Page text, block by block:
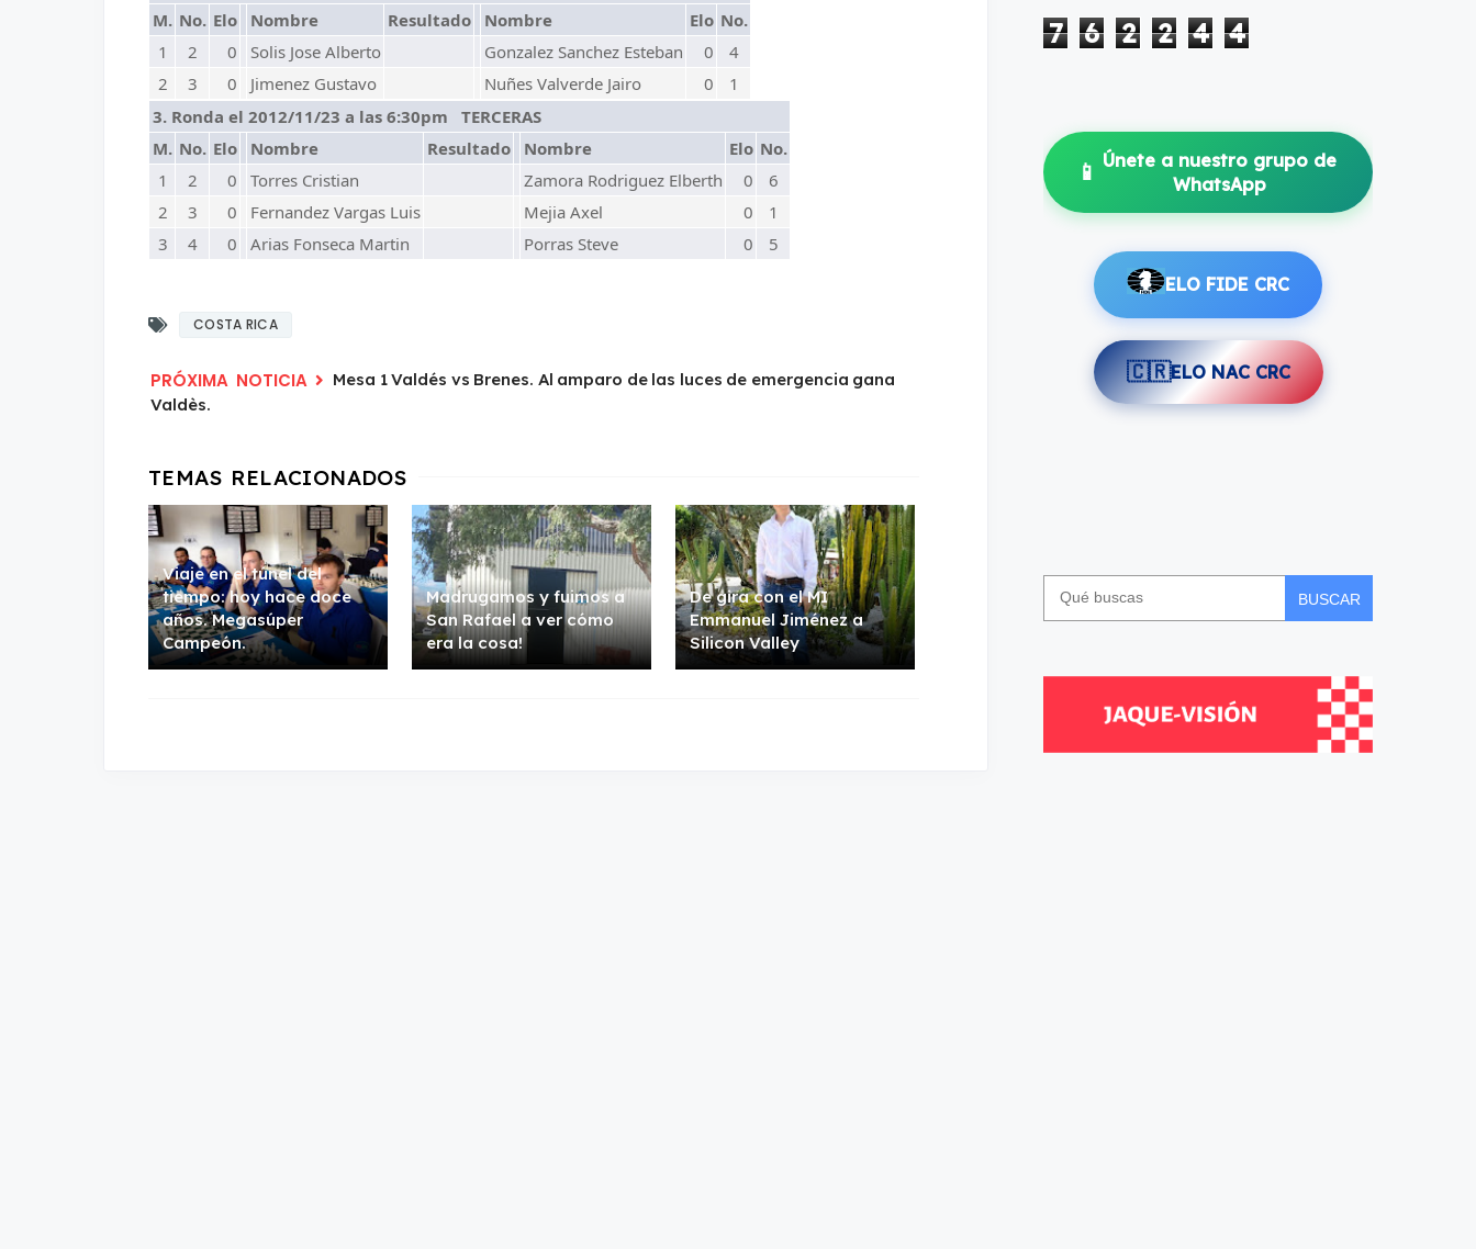
M. No. Elo Nombre Resultado Nombre Elo No.
1
2 0 Solis Jose Alberto Gonzalez Sanchez Esteban 0
4
2
3 0 Jimenez Gustavo Nuñes Valverde Jairo 0
1
3. Ronda el 2012/11/23 a las 6:30pm TERCERAS
M. No. Elo Nombre Resultado Nombre Elo No.
1
2 0 Torres Cristian Zamora Rodriguez Elberth 0
6
2
3 0 Fernandez Vargas Luis Mejia Axel 0
1
3
4 0 Arias Fonseca Martin Porras Steve 0 5
COSTA RICA
Mesa 1 Valdés vs Brenes. Al amparo de las luces de emergencia gana
Valdès.
Viaje en el túnel del
tiempo: hoy hace doce
años. Megasúper
Campeón.
Madrugamos y fuimos a
San Rafael a ver cómo
era la cosa!
De gira con el MI
Emmanuel Jiménez a
Silicon Valley
7 6 2 2 4 4
📱 Únete a nuestro grupo de
WhatsApp
ELO FIDE CRC
🇨🇷ELO NAC CRC
BUSCAR